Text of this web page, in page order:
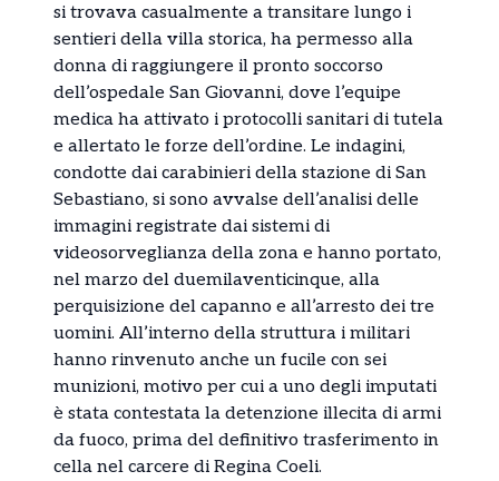
si trovava casualmente a transitare lungo i
sentieri della villa storica, ha permesso alla
donna di raggiungere il pronto soccorso
dell’ospedale San Giovanni, dove l’equipe
medica ha attivato i protocolli sanitari di tutela
e allertato le forze dell’ordine. Le indagini,
condotte dai carabinieri della stazione di San
Sebastiano, si sono avvalse dell’analisi delle
immagini registrate dai sistemi di
videosorveglianza della zona e hanno portato,
nel marzo del duemilaventicinque, alla
perquisizione del capanno e all’arresto dei tre
uomini. All’interno della struttura i militari
hanno rinvenuto anche un fucile con sei
munizioni, motivo per cui a uno degli imputati
è stata contestata la detenzione illecita di armi
da fuoco, prima del definitivo trasferimento in
cella nel carcere di Regina Coeli.